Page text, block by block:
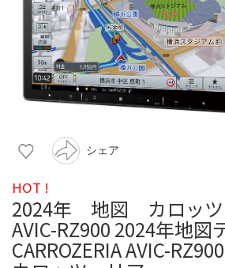
シェア
HOT !
2024年 地図 カロッツ
AVIC-RZ900 2024年地図
CARROZERIA AVIC-